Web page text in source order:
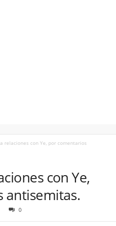
relaciones con Ye, por comentarios
con Ye,
antisemitas.
0